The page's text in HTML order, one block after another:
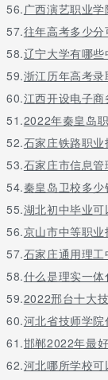
56.广西演艺职业
57.往年高考多少
58.辽宁大学有哪
59.浙江历年高考
60.江西开设电子
51.2022年秦皇岛
52.石家庄铁路职
53.石家庄市信息管
54.秦皇岛卫校多少
55.湖北初中毕业
56.京山市中等职业
57.石家庄通用理
58.什么是理实一体化教
59.2022邢台十大
60.河北省技师学
61.邯郸2022年最
62.河北哪所学校可